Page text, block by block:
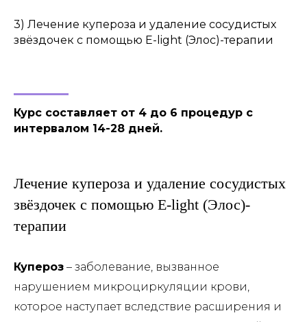
3) Лечение купероза и удаление сосудистых
звёздочек с помощью E-light (Элос)-терапии
Курс составляет от 4 до 6 процедур с
интервалом 14-28 дней.
Лечение купероза и удаление сосудистых
звёздочек с помощью E-light (Элос)-
терапии
Купероз – заболевание, вызванное
нарушением микроциркуляции крови,
которое наступает вследствие расширения и